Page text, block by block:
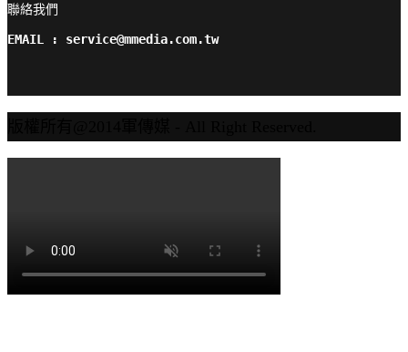
聯絡我們
EMAIL : service@mmedia.com.tw